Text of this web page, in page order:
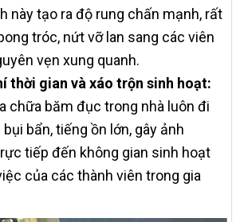
này tạo ra độ rung chấn mạnh, rất
tróc, nứt vỡ lan sang các viên
vẹn xung quanh.
thời gian và xáo trộn sinh hoạt:
chữa băm đục trong nhà luôn đi
bụi bẩn, tiếng ồn lớn, gây ảnh
tiếp đến không gian sinh hoạt
của các thành viên trong gia